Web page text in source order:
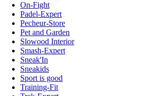
On-Fight
Padel-Expert
Pecheur-Store
Pet and Garden
Slowood Interior
Smash-Expert
Sneak'In
Sneakids
Sport is good
Training-Fit